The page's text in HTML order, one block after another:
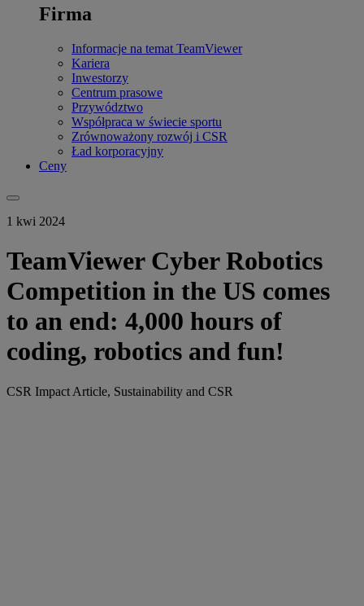
Firma
Informacje na temat TeamViewer
Kariera
Inwestorzy
Centrum prasowe
Przywództwo
Współpraca w świecie sportu
Zrównoważony rozwój i CSR
Ład korporacyjny
Ceny
1 kwi 2024
TeamViewer Cyber Robotics
Competition in the US comes
to an end: 4,000 hours of
coding, robotics and fun!
CSR Impact Article, Sustainability and CSR